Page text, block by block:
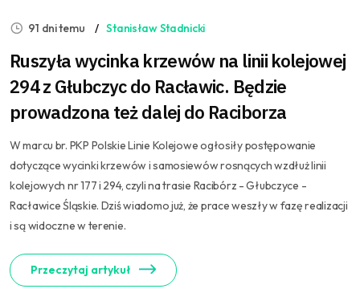
91 dni temu Stanisław Stadnicki
Ruszyła wycinka krzewów na linii kolejowej
294 z Głubczyc do Racławic. Będzie
prowadzona też dalej do Raciborza
W marcu br. PKP Polskie Linie Kolejowe ogłosiły postępowanie
dotyczące wycinki krzewów i samosiewów rosnących wzdłuż linii
kolejowych nr 177 i 294, czyli na trasie Racibórz - Głubczyce -
Racławice Śląskie. Dziś wiadomo już, że prace weszły w fazę realizacji
i są widoczne w terenie.
Przeczytaj artykuł